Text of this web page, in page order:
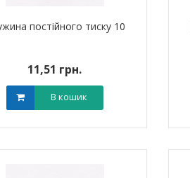
постійного тиску 10
11,51 грн.
В кошик